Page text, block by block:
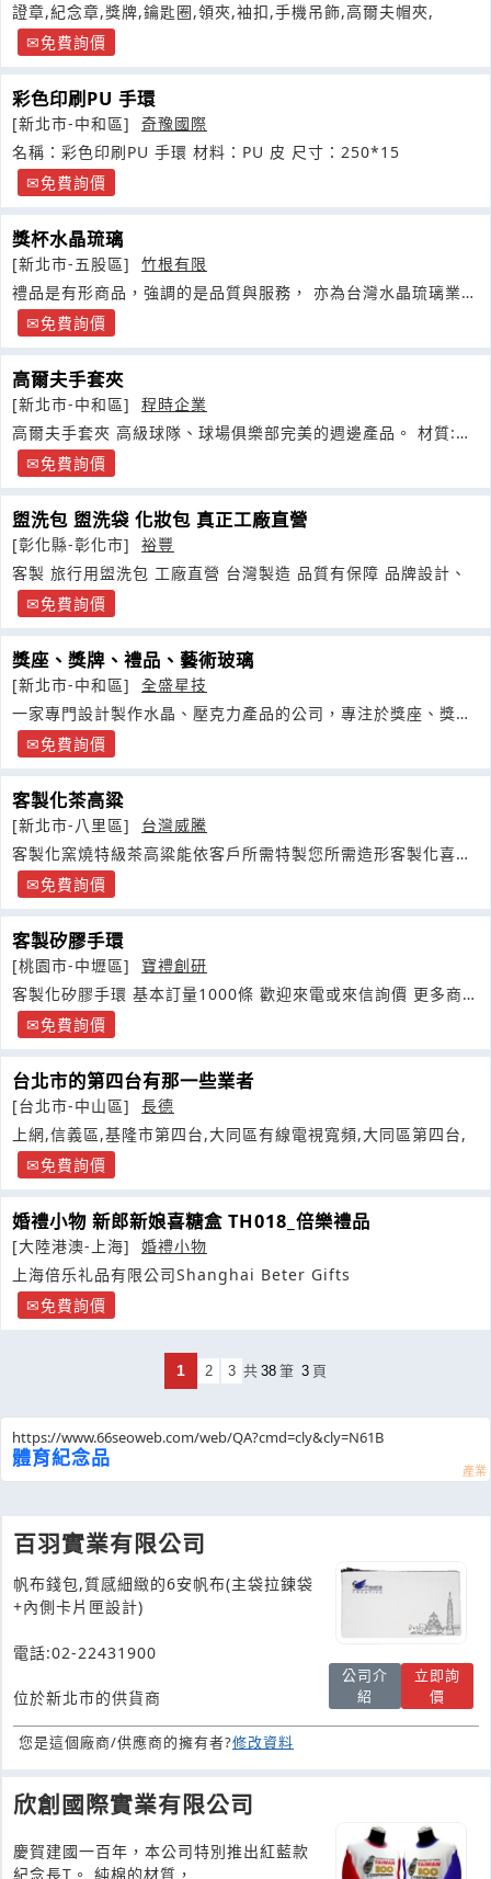
證章,紀念章,獎牌,鑰匙圈,領夾,袖扣,手機吊飾,高爾夫帽夾,
免費詢價
彩色印刷PU 手環
[新北市-中和區]
奇豫國際
名稱：彩色印刷PU 手環 材料：PU 皮 尺寸：250*15
免費詢價
獎杯水晶琉璃
[新北市-五股區]
竹根有限
禮品是有形商品，強調的是品質與服務， 亦為台灣水晶琉璃業中
平價第一品牌
免費詢價
高爾夫手套夾
[新北市-中和區]
程時企業
高爾夫手套夾 高級球隊、球場俱樂部完美的週邊產品。 材質:鋅
合金免費詢價
盥洗包 盥洗袋 化妝包 真正工廠直營
[彰化縣-彰化市]
裕豐
客製 旅行用盥洗包 工廠直營 台灣製造 品質有保障 品牌設計、
免費詢價
獎座、獎牌、禮品、藝術玻璃
[新北市-中和區]
全盛星技
一家專門設計製作水晶、壓克力產品的公司，專注於獎座、獎牌
以及禮贈品的製作
免費詢價
客製化茶高粱
[新北市-八里區]
台灣威騰
客製化窯燒特級茶高粱能依客戶所需特製您所需造形客製化喜宴
專用特級茶高粱能依客戶所需特製您所需圖片及文字造形
免費詢價
客製矽膠手環
[桃園市-中壢區]
寶禮創研
客製化矽膠手環 基本訂量1000條 歡迎來電或來信詢價 更多商品
請洽寶禮官網
免費詢價
台北市的第四台有那一些業者
[台北市-中山區]
長德
上網,信義區,基隆市第四台,大同區有線電視寬頻,大同區第四台,
免費詢價
婚禮小物 新郎新娘喜糖盒 TH018_倍樂禮品
[大陸港澳-上海]
婚禮小物
上海倍乐礼品有限公司Shanghai Beter Gifts
免費詢價
1 2 3 共 38 筆 3 頁
https://www.66seoweb.com/web/QA?cmd=cly&cly=N61B
體育紀念品
百羽實業有限公司
帆布錢包,質感細緻的6安帆布(主袋拉鍊袋
+內側卡片匣設計)
電話:02-22431900
位於新北市的供貨商
公司介
紹
立即詢
價
您是這個廠商/供應商的擁有者?修改資料
欣創國際實業有限公司
慶賀建國一百年，本公司特別推出紅藍款
紀念長T。 純棉的材質，